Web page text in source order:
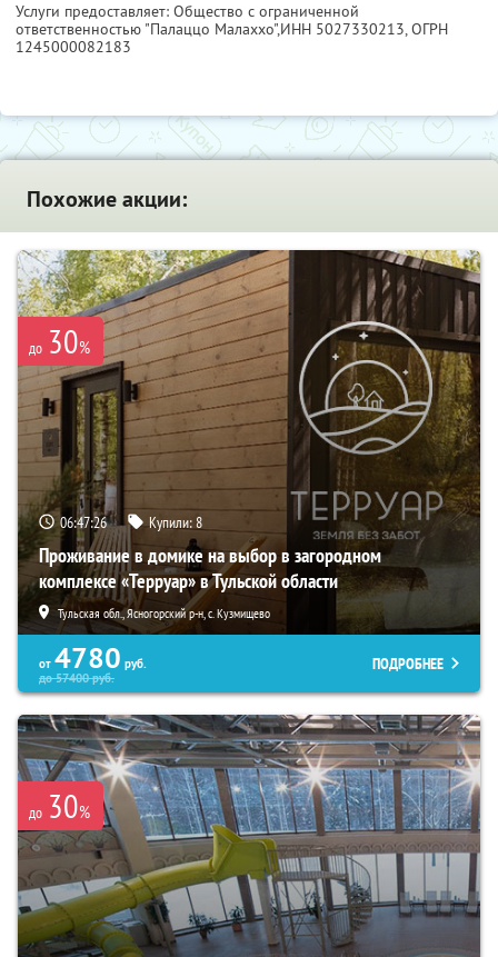
Услуги предоставляет: Общество с ограниченной
ответственностью "Палаццо Малаххо",ИНН 5027330213, ОГРН
1245000082183
Похожие акции:
до 30%
06:47:25 Купили:8
Проживание в домике на выбор в загородном
комплексе «Терруар» в Тульской области
Тульская обл., Ясногорский р-н, с. Кузмищево
от 4780 руб.
до57400руб.
ПОДРОБНЕЕ
до 30%